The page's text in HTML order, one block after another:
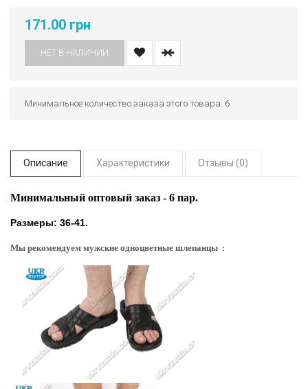
171.00 грн
НЕТ В НАЛИЧИИ
Минимальное количество заказа этого товара: 6
Описание Характеристики Отзывы (0)
Минимальный оптовый заказ - 6 пар.
Размеры: 36-41.
Мы рекомендуем мужские одноцветные шлепанцы :